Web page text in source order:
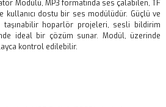
Modülü, MP3 formatında ses çalabilen, TF
kullanıcı dostu bir ses modülüdür. Güçlü ve
taşınabilir hoparlör projeleri, sesli bildirim
ideal bir çözüm sunar. Modül, üzerinde
kontrol edilebilir.